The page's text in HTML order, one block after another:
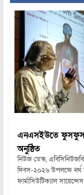
এনএসইউতে ফুসফুস
অনুষ্ঠিত
নিউজ ডেস্ক,
দিবস-২০২৬ উপলক্ষে নর্থ
ফার্মাসিউটিক্যাল